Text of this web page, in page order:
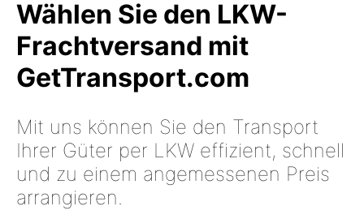
Wählen Sie den LKW-
Frachtversand mit
GetTransport.com
Mit uns können Sie den Transport
Ihrer Güter per LKW effizient, schnell
und zu einem angemessenen Preis
arrangieren.